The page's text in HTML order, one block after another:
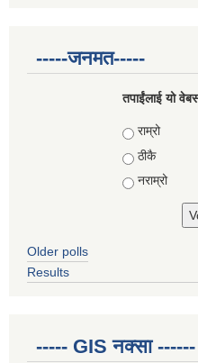
-----जनमत-----
तपाईंलाई यो
Choices
राम्रो
ठीकै
नराम्रो
Older polls
Results
----- GIS नक्सा ------